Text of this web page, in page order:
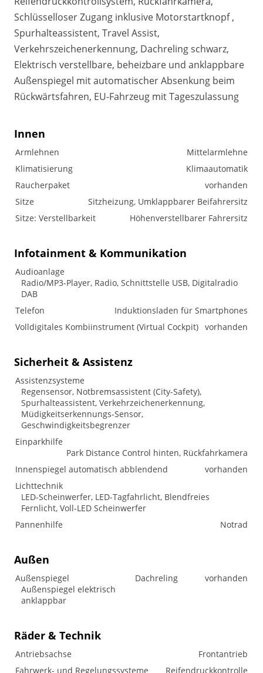
Schlüsselloser Zugang inklusive Motorstartknopf ,
Spurhalteassistent, Travel Assist,
Verkehrszeichenerkennung, Dachreling schwarz,
Elektrisch verstellbare, beheizbare und anklappbare
Außenspiegel mit automatischer Absenkung beim
Rückwärtsfahren, EU-Fahrzeug mit Tageszulassung
Innen
Armlehnen
Mittelarmlehne
Klimatisierung
Klimaautomatik
Raucherpaket
vorhanden
Sitze
Sitzheizung, Umklappbarer Beifahrersitz
Sitze: Verstellbarkeit
Höhenverstellbarer Fahrersitz
Infotainment & Kommunikation
Audioanlage
Radio/MP3-Player, Radio, Schnittstelle USB, Digitalradio
DAB
Telefon
Induktionsladen für Smartphones
Volldigitales Kombiinstrument (Virtual Cockpit) vorhanden
Sicherheit & Assistenz
Assistenzsysteme
Regensensor, Notbremsassistent (City-Safety),
Spurhalteassistent, Verkehrzeichenerkennung,
Müdigkeitserkennungs-Sensor,
Geschwindigkeitsbegrenzer
Einparkhilfe
Park Distance Control hinten, Rückfahrkamera
Innenspiegel automatisch abblendend
vorhanden
Lichttechnik
LED-Scheinwerfer, LED-Tagfahrlicht, Blendfreies
Fernlicht, Voll-LED Scheinwerfer
Pannenhilfe
Notrad
Außen
Außenspiegel
Außenspiegel elektrisch
anklappbar
Dachreling vorhanden
Räder & Technik
Antriebsachse
Frontantrieb
Fahrwerk- und Regelungssysteme
Reifendruckkontrolle